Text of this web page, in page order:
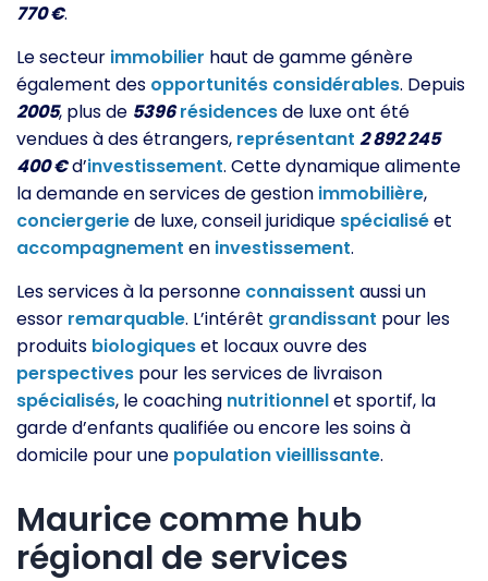
770 €.
Le secteur immobilier haut de gamme génère
également des opportunités considérables. Depuis
2005, plus de 5396 résidencesde luxe ont été
vendues à des étrangers, représentant 2 892 245
400 €d’investissement. Cette dynamique alimente
la demande en services de gestion immobilière,
conciergeriede luxe, conseil juridique spécialiséet
accompagnement en investissement.
Les services à la personne connaissent aussi un
essor remarquable. L’intérêt grandissant pour les
produits biologiqueset locaux ouvre des
perspectives pour les services de livraison
spécialisés, le coaching nutritionnelet sportif, la
garde d’enfants qualifiée ou encore les soins à
domicile pour une populationvieillissante.
Maurice comme hub
régional de services